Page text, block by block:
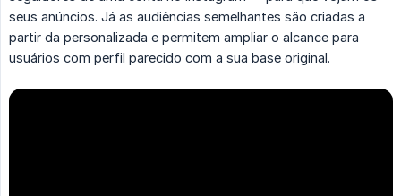
seus anúncios. Já as audiências semelhantes são criadas a
partir da personalizada e permitem ampliar o alcance para
usuários com perfil parecido com a sua base original.